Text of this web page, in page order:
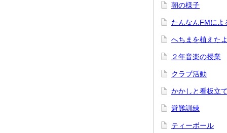
朝の様子
たんなんFMによ
へちまを植えたよ
２年音楽の授業
クラブ活動
かかしと看板立て
避難訓練
ティーボール